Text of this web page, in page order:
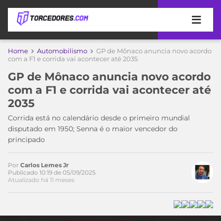
APOSTAS
DE
APOSTA
MELHORES
SITES
DE
APOSTAS
2026
COPA
DO
MUNDO
TIMES
MEU
TIME
CAMPEONATOS
Home Automobilismo
GP de Mônaco anuncia novo acordo
com a F1 e corrida vai acontecer até 2035
GP de Mônaco anuncia novo acordo
com a F1 e corrida vai acontecer até
2035
Corrida está no calendário desde o primeiro mundial
disputado em 1950; Senna é o maior vencedor do
principado
Por Carlos Lemes Jr
Publicado 10:19 de 05/09/2025
Atualizado há 11 meses